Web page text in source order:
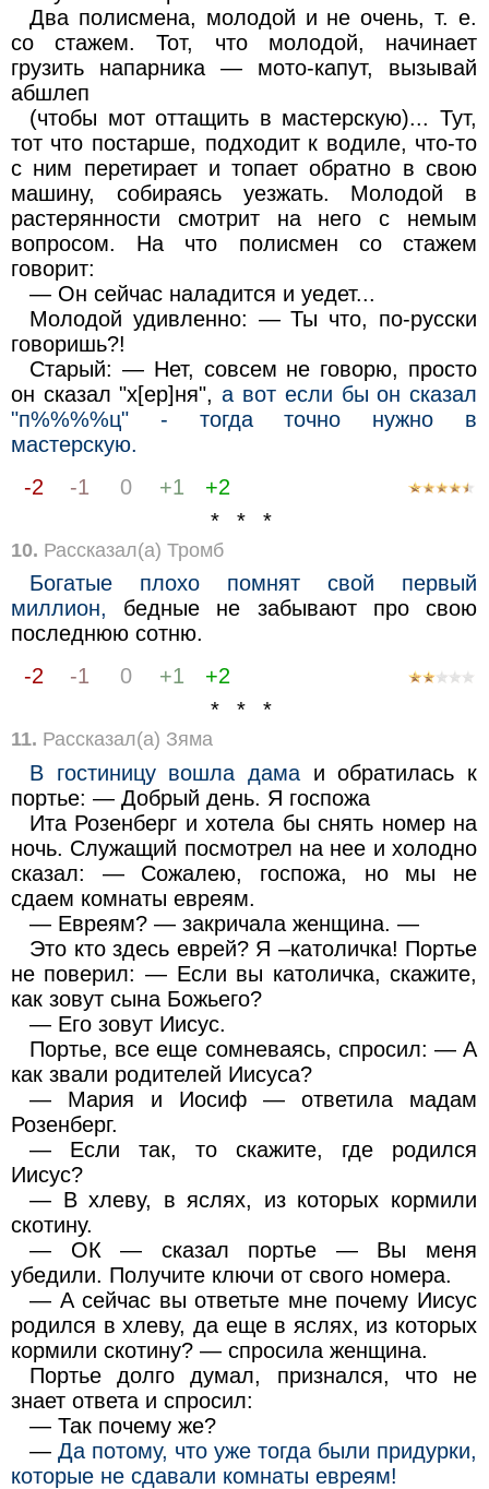
Два полисмена, молодой и не очень, т. е.
со стажем. Тот, что молодой, начинает
грузить напарника — мото-капут, вызывай
абшлеп
(чтобы мот оттащить в мастерскую)... Тут,
тот что постарше, подходит к водиле, что-то
с ним перетирает и топает обратно в свою
машину, собираясь уезжать. Молодой в
растерянности смотрит на него с немым
вопросом. На что полисмен со стажем
говорит:
— Он сейчас наладится и уедет...
Молодой удивленно: — Ты что, по-русски
говоришь?!
Старый: — Нет, совсем не говорю, просто
он сказал "х[ер]ня",а вот если бы он сказал
"п%%%%ц" - тогда точно нужно в
мастерскую.
-2
-1 0 +1
+2
* * *
10. Рассказал(а) Тромб
Богатые плохо помнят свой первый
миллион, бедные не забывают про свою
последнюю сотню.
-2
-1 0 +1
+2
* * *
11. Рассказал(а) Зяма
В гостиницу вошла дама и обратилась к
портье: — Добрый день. Я госпожа
Ита Розенберг и хотела бы снять номер на
ночь. Служащий посмотрел на нее и холодно
сказал: — Сожалею, госпожа, но мы не
сдаем комнаты евреям.
— Евреям? — закричала женщина. —
Это кто здесь еврей? Я –католичка! Портье
не поверил: — Если вы католичка, скажите,
как зовут сына Божьего?
— Его зовут Иисус.
Портье, все еще сомневаясь, спросил: — А
как звали родителей Иисуса?
— Мария и Иосиф — ответила мадам
Розенберг.
— Если так, то скажите, где родился
Иисус?
— В хлеву, в яслях, из которых кормили
скотину.
— ОК — сказал портье — Вы меня
убедили. Получите ключи от свого номера.
— А сейчас вы ответьте мне почему Иисус
родился в хлеву, да еще в яслях, из которых
кормили скотину? — спросила женщина.
Портье долго думал, признался, что не
знает ответа и спросил:
— Так почему же?
—Да потому, что уже тогда были придурки,
которые не сдавали комнаты евреям!